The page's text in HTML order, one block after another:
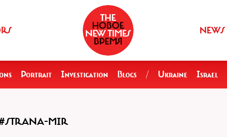
NEWS
Portrait Investigation Blogs / Ukraine Israel
MIR